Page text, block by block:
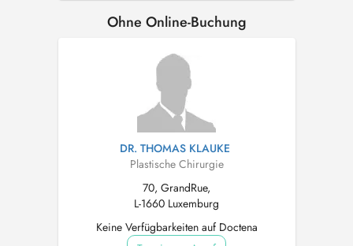
ce qui est médicalement raisonn...
Ohne Online-Buchung
DR. THOMAS KLAUKE
Plastische Chirurgie
70, GrandRue,
L-1660 Luxemburg
Keine Verfügbarkeiten auf Doctena